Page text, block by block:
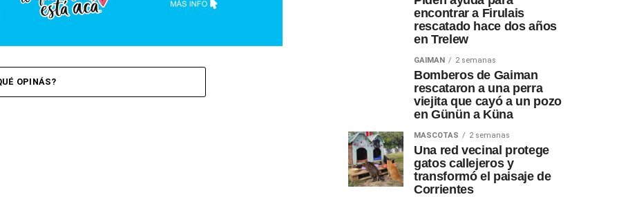
OPINÁS?
encontrar a Firulais
rescatado hace dos años
en Trelew
GAIMAN 2 semanas
Bomberos de Gaiman
rescataron a una perra
viejita que cayó a un pozo
en Günün a Küna
MASCOTAS 2 semanas
Una red vecinal protege
gatos callejeros y
transformó el paisaje de
Corrientes